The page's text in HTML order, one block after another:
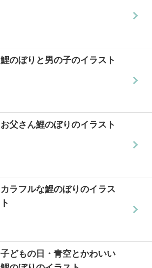
鯉のぼりと男の子のイラスト
お父さん鯉のぼりのイラスト
カラフルな鯉のぼりのイラス
ト
子どもの日・青空とかわいい